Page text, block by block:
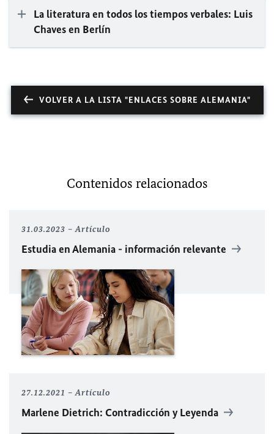
La literatura en todos los tiempos verbales: Luis
Chaves en Berlín
VOLVER A LA LISTA "ENLACES SOBRE ALEMANIA"
Contenidos relacionados
31.03.2023 Artículo
Estudia en Alemania - información relevante
27.12.2021 Artículo
Marlene Dietrich: Contradicción y Leyenda